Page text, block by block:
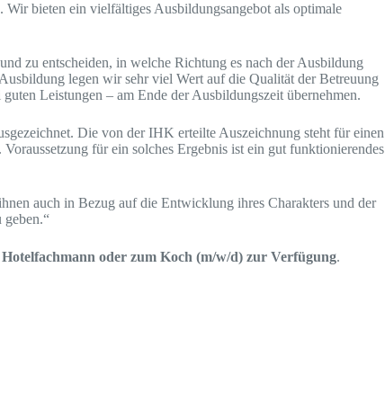
bieten ein vielfältiges Ausbildungsangebot als optimale
zu entscheiden, in welche Richtung es nach der Ausbildung
legen wir sehr viel Wert auf die Qualität der Betreuung
Leistungen – am Ende der Ausbildungszeit übernehmen.
Die von der IHK erteilte Auszeichnung steht für einen
für ein solches Ergebnis ist ein gut funktionierendes
auch in Bezug auf die Entwicklung ihres Charakters und der
geben.“
oder zum Koch (m/w/d) zur Verfügung.